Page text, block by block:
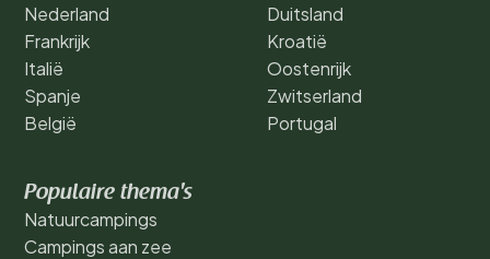
Nederland
Frankrijk
Italië
Spanje
België
Duitsland
Kroatië
Oostenrijk
Zwitserland
Portugal
Populaire thema's
Natuurcampings
Campings aan zee